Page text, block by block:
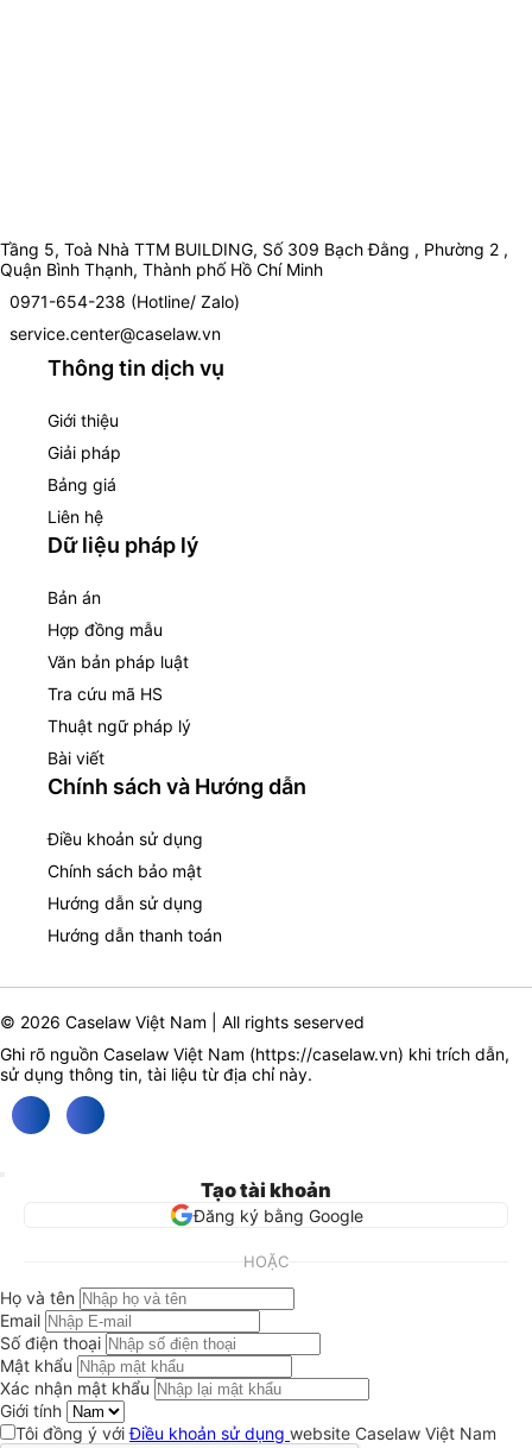
Tầng 5, Toà Nhà TTM BUILDING, Số 309 Bạch Đằng , Phường 2 ,
Quận Bình Thạnh, Thành phố Hồ Chí Minh
0971-654-238 (Hotline/ Zalo)
service.center@caselaw.vn
Thông tin dịch vụ
Giới thiệu
Giải pháp
Bảng giá
Liên hệ
Dữ liệu pháp lý
Bản án
Hợp đồng mẫu
Văn bản pháp luật
Tra cứu mã HS
Thuật ngữ pháp lý
Bài viết
Chính sách và Hướng dẫn
Điều khoản sử dụng
Chính sách bảo mật
Hướng dẫn sử dụng
Hướng dẫn thanh toán
© 2026 Caselaw Việt Nam | All rights seserved
Ghi rõ nguồn Caselaw Việt Nam (https://caselaw.vn) khi trích dẫn,
sử dụng thông tin, tài liệu từ địa chỉ này.
Tạo tài khoản
Đăng ký bằng Google
HOẶC
Họ và tên
Email
Số điện thoại
Mật khẩu
Xác nhận mật khẩu
Giới tính
Tôi đồng ý vớiĐiều khoản sử dụng website Caselaw Việt Nam